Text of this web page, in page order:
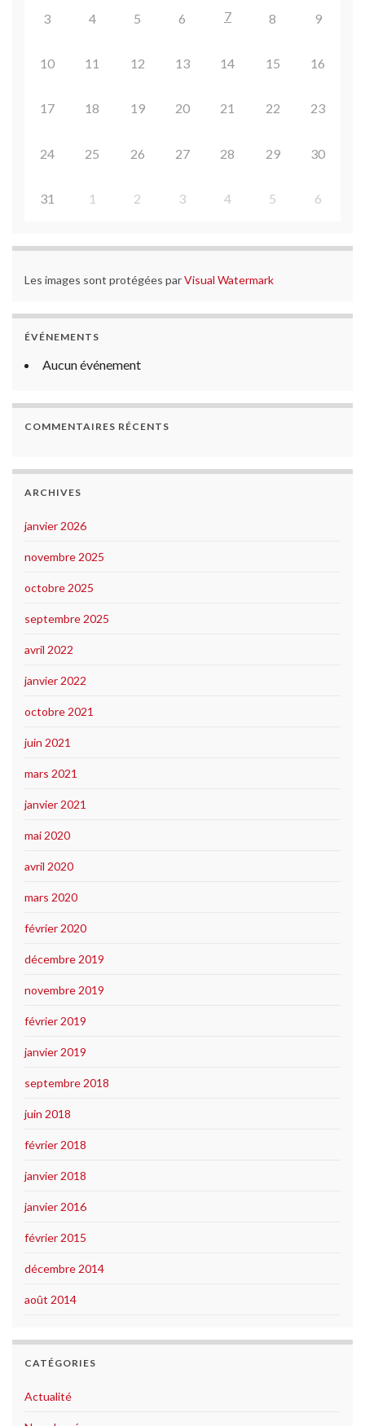
3 4 5 6 7 8 9
10 11 12 13 14 15 16
17 18 19 20 21 22 23
24 25 26 27 28 29 30
31 1 2 3 4 5 6
Les images sont protégées parVisual Watermark
ÉVÉNEMENTS
Aucun événement
COMMENTAIRES RÉCENTS
ARCHIVES
janvier 2026
novembre 2025
octobre 2025
septembre 2025
avril 2022
janvier 2022
octobre 2021
juin 2021
mars 2021
janvier 2021
mai 2020
avril 2020
mars 2020
février 2020
décembre 2019
novembre 2019
février 2019
janvier 2019
septembre 2018
juin 2018
février 2018
janvier 2018
janvier 2016
février 2015
décembre 2014
août 2014
CATÉGORIES
Actualité